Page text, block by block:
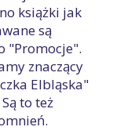
książki jak
są
"Promocje".
znaczący
Elbląska"
to też